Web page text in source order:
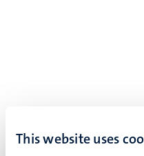
This website uses